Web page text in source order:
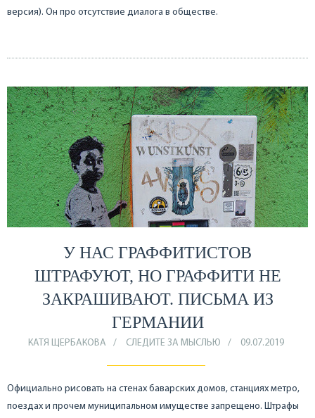
версия). Он про отсутствие диалога в обществе.
У НАС ГРАФФИТИСТОВ
ШТРАФУЮТ, НО ГРАФФИТИ НЕ
ЗАКРАШИВАЮТ. ПИСЬМА ИЗ
ГЕРМАНИИ
КАТЯ ЩЕРБАКОВА СЛЕДИТЕ ЗА МЫСЛЬЮ 09.07.2019
Официально рисовать на стенах баварских домов, станциях метро,
поездах и прочем муниципальном имуществе запрещено. Штрафы